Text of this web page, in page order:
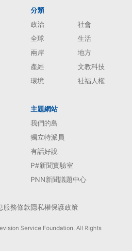
分類
政治
社會
全球
生活
兩岸
地方
產經
文教科技
環境
社福人權
主題網站
我們的島
獨立特派員
有話好說
P#新聞實驗室
PNN新聞議題中心
服務條款隱私權保護政策
Service Foundation. All Rights